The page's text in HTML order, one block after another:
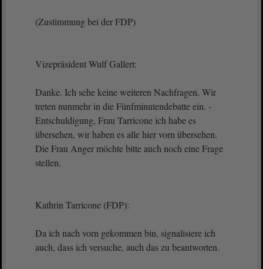
(Zustimmung bei der FDP)
Vizepräsident Wulf Gallert:
Danke. Ich sehe keine weiteren Nachfragen. Wir
treten nunmehr in die Fünfminutendebatte ein. -
Entschuldigung, Frau Tarricone ich habe es
übersehen, wir haben es alle hier vorn übersehen.
Die Frau Anger möchte bitte auch noch eine Frage
stellen.
Kathrin Tarricone (FDP):
Da ich nach vorn gekommen bin, signalisiere ich
auch, dass ich versuche, auch das zu beantworten.